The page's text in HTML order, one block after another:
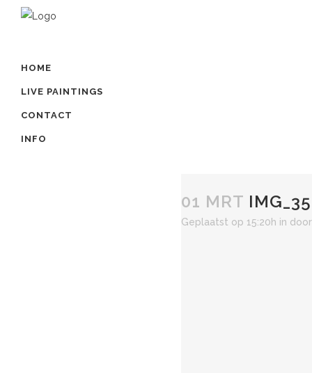
HOME
LIVE PAINTINGS
CONTACT
INFO
01 MRT
Geplaatst op 15:20h in